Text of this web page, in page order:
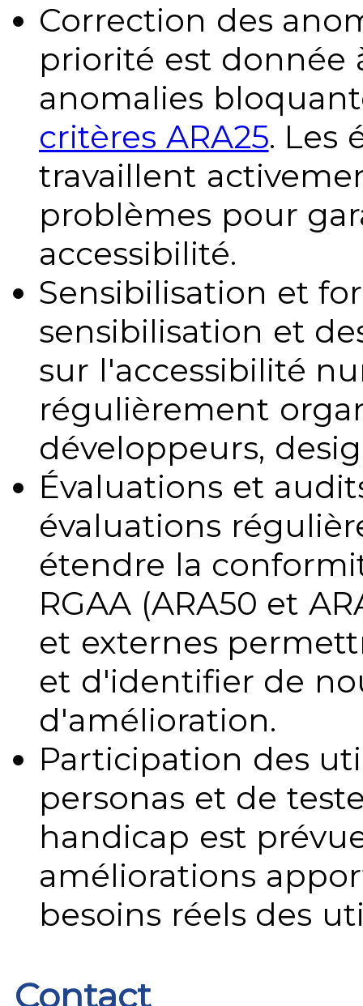
Correction des
priorité est donnée
anomalies
critères ARA25. Les
travaillent
problèmes pour
accessibilité.
Sensibilisation et
sensibilisation et
sur l'accessibilité
régulièrement
développeurs,
Évaluations et
évaluations
étendre la
RGAA (ARA50 et
et externes
et d'identifier de
d'amélioration.
Participation des
personas et de
handicap est
améliorations
besoins réels des
Contact